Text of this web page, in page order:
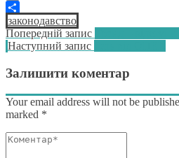
Copy
Link
Поділитися
законодавство
Навігація
записів
Попередній запис
Наступний запис
Залишити коментар
Your email address will not be
marked *
Коментар*